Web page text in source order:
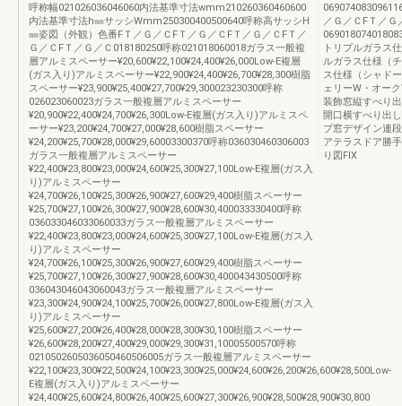
呼称幅021026036046060内法基準寸法wmm210260360460600
内法基準寸法h㎜サッシWmm250300400500640呼称高サッシH
㎜姿図（外観）色番FＴ／Ｇ／ＣFＴ／Ｇ／ＣFＴ／Ｇ／ＣFＴ／
Ｇ／ＣFＴ／Ｇ／Ｃ018180250呼称021018060018ガラス一般複
層アルミスペーサー¥20,600¥22,100¥24,400¥26,000Low-E複層
(ガス入り)アルミスペーサー¥22,900¥24,400¥26,700¥28,300樹脂
スペーサー¥23,900¥25,400¥27,700¥29,300023230300呼称
026023060023ガラス一般複層アルミスペーサー
¥20,900¥22,400¥24,700¥26,300Low-E複層(ガス入り)アルミスペ
ーサー¥23,200¥24,700¥27,000¥28,600樹脂スペーサー
¥24,200¥25,700¥28,000¥29,60003300370呼称036030460306003
ガラス一般複層アルミスペーサー
¥22,400¥23,800¥23,000¥24,600¥25,300¥27,100Low-E複層(ガス入
り)アルミスペーサー
¥24,700¥26,100¥25,300¥26,900¥27,600¥29,400樹脂スペーサー
¥25,700¥27,100¥26,300¥27,900¥28,600¥30,400033330400呼称
036033046033060033ガラス一般複層アルミスペーサー
¥22,400¥23,800¥23,000¥24,600¥25,300¥27,100Low-E複層(ガス入
り)アルミスペーサー
¥24,700¥26,100¥25,300¥26,900¥27,600¥29,400樹脂スペーサー
¥25,700¥27,100¥26,300¥27,900¥28,600¥30,400043430500呼称
036043046043060043ガラス一般複層アルミスペーサー
¥23,300¥24,900¥24,100¥25,700¥26,000¥27,800Low-E複層(ガス入
り)アルミスペーサー
¥25,600¥27,200¥26,400¥28,000¥28,300¥30,100樹脂スペーサー
¥26,600¥28,200¥27,400¥29,000¥29,300¥31,10005500570呼称
0210502605036050460506005ガラス一般複層アルミスペーサー
¥22,100¥23,300¥22,500¥24,100¥23,300¥25,000¥24,600¥26,200¥26,600¥28,500Low-
E複層(ガス入り)アルミスペーサー
¥24,400¥25,600¥24,800¥26,400¥25,600¥27,300¥26,900¥28,500¥28,900¥30,800
／Ｇ／ＣFＴ／Ｇ
トリプルガラス
ルガラス仕様（
ス仕様（シャド
ェリーW・オー
装飾窓縦すべり
開口横すべり出
プ窓デザイン連
アテラスドア勝
り図FIX